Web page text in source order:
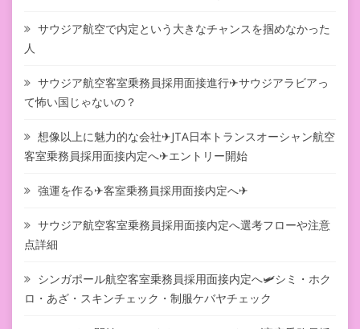
サウジア航空で内定という大きなチャンスを掴めなかった
人
サウジア航空客室乗務員採用面接進行✈サウジアラビアっ
て怖い国じゃないの？
想像以上に魅力的な会社✈JTA日本トランスオーシャン航空
客室乗務員採用面接内定へ✈エントリー開始
強運を作る✈客室乗務員採用面接内定へ✈
サウジア航空客室乗務員採用面接内定へ選考フローや注意
点詳細
シンガポール航空客室乗務員採用面接内定へ🛩シミ・ホク
ロ・あざ・スキンチェック・制服ケバヤチェック